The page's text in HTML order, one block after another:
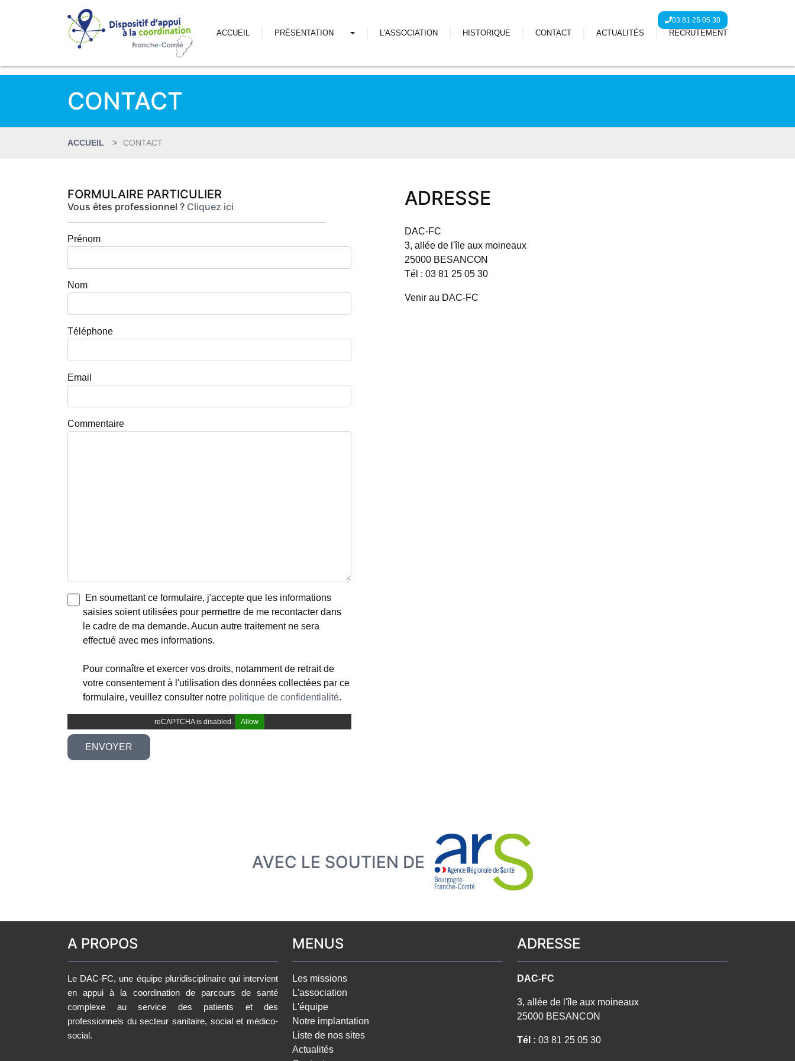
03 81 25 05 30
ACCUEIL PRÉSENTATION L'ASSOCIATION HISTORIQUE CONTACT ACTUALITÉS RECRUTEMENT
CONTACT
ACCUEIL CONTACT
FORMULAIRE PARTICULIER
Vous êtes professionnel ? Cliquez ici
Prénom
Nom
Téléphone
Email
Commentaire
En soumettant ce formulaire, j'accepte que les informations
saisies soient utilisées pour permettre de me recontacter dans
le cadre de ma demande. Aucun autre traitement ne sera
effectué avec mes informations.
Pour connaître et exercer vos droits, notamment de retrait de
votre consentement à l'utilisation des données collectées par ce
formulaire, veuillez consulter notre politique de confidentialité.
reCAPTCHA is disabled. Allow
ADRESSE
DAC-FC
3, allée de l'île aux moineaux
25000 BESANCON
Tél : 03 81 25 05 30
Venir au DAC-FC
AVEC LE SOUTIEN DE
A PROPOS
Le DAC-FC, une équipe pluridisciplinaire qui intervient
en appui à la coordination de parcours de santé
complexe au service des patients et des
professionnels du secteur sanitaire, social et médico-
social.
MENUS
Les missions
L'association
L'équipe
Notre implantation
Liste de nos sites
Actualités
ADRESSE
DAC-FC
3, allée de l'île aux moineaux
25000 BESANCON
Tél : 03 81 25 05 30